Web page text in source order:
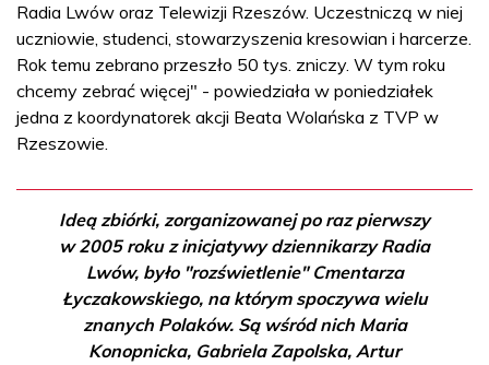
Radia Lwów oraz Telewizji Rzeszów. Uczestniczą w niej
uczniowie, studenci, stowarzyszenia kresowian i harcerze.
Rok temu zebrano przeszło 50 tys. zniczy. W tym roku
chcemy zebrać więcej" - powiedziała w poniedziałek
jedna z koordynatorek akcji Beata Wolańska z TVP w
Rzeszowie.
Ideą zbiórki, zorganizowanej po raz pierwszy
w 2005 roku z inicjatywy dziennikarzy Radia
Lwów, było "rozświetlenie" Cmentarza
Łyczakowskiego, na którym spoczywa wielu
znanych Polaków. Są wśród nich Maria
Konopnicka, Gabriela Zapolska, Artur